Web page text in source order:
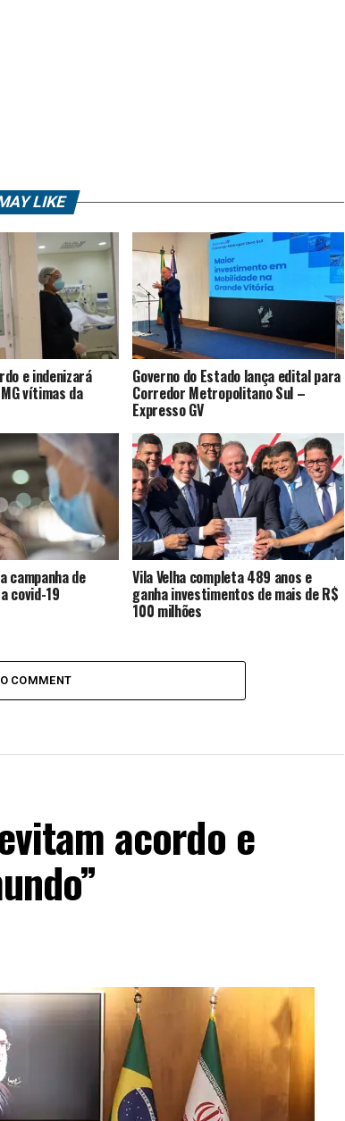
LIKE
e indenizará
vítimas da
Governo do Estado lança edital para
Corredor Metropolitano Sul –
Expresso GV
campanha de
covid-19
Vila Velha completa 489 anos e
ganha investimentos de mais de R$
100 milhões
COMMENT
acordo e